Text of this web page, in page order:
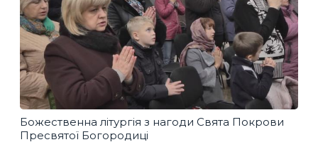
Божественна літургія з нагоди Свята Покрови
Пресвятої Богородиці